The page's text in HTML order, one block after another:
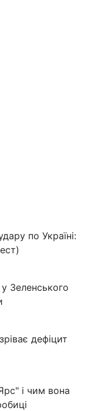
по Україні:
Зеленського
дефіцит
і чим вона